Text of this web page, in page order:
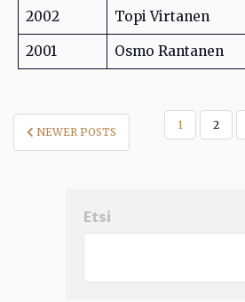
2002 Topi Virtanen
2001 Osmo Rantanen
ARTIKKELIEN
SIVUTUS
NEWER POSTS
1 2
Etsi